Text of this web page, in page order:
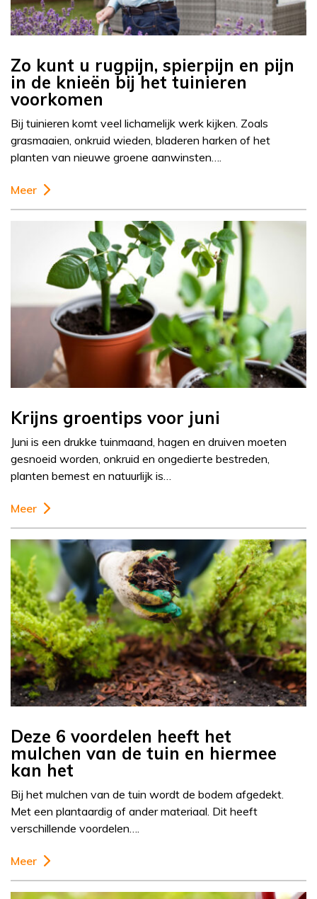
Zo kunt u rugpijn, spierpijn en pijn
in de knieën bij het tuinieren
voorkomen
Bij tuinieren komt veel lichamelijk werk kijken. Zoals
grasmaaien, onkruid wieden, bladeren harken of het
planten van nieuwe groene aanwinsten….
Meer
Krijns groentips voor juni
Juni is een drukke tuinmaand, hagen en druiven moeten
gesnoeid worden, onkruid en ongedierte bestreden,
planten bemest en natuurlijk is…
Meer
Deze 6 voordelen heeft het
mulchen van de tuin en hiermee
kan het
Bij het mulchen van de tuin wordt de bodem afgedekt.
Met een plantaardig of ander materiaal. Dit heeft
verschillende voordelen….
Meer